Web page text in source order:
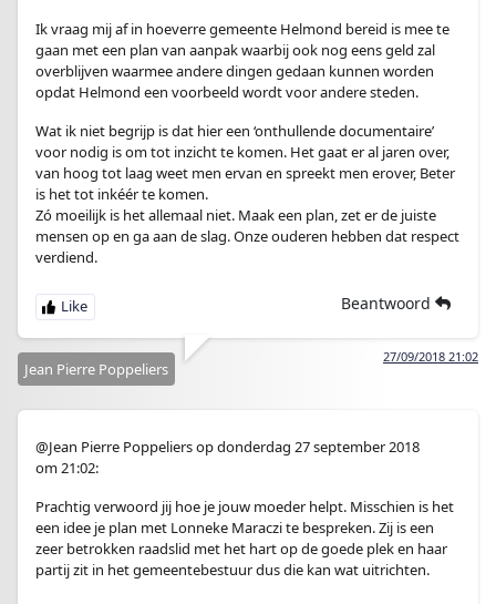
Ik vraag mij af in hoeverre gemeente Helmond bereid is mee te
gaan met een plan van aanpak waarbij ook nog eens geld zal
overblijven waarmee andere dingen gedaan kunnen worden
opdat Helmond een voorbeeld wordt voor andere steden.
Wat ik niet begrijp is dat hier een ‘onthullende documentaire’
voor nodig is om tot inzicht te komen. Het gaat er al jaren over,
van hoog tot laag weet men ervan en spreekt men erover, Beter
is het tot inkéér te komen.
Zó moeilijk is het allemaal niet. Maak een plan, zet er de juiste
mensen op en ga aan de slag. Onze ouderen hebben dat respect
verdiend.
Beantwoord
27/09/2018 21:02
Jean Pierre Poppeliers
@Jean Pierre Poppeliers op donderdag 27 september 2018
om 21:02:
Prachtig verwoord jij hoe je jouw moeder helpt. Misschien is het
een idee je plan met Lonneke Maraczi te bespreken. Zij is een
zeer betrokken raadslid met het hart op de goede plek en haar
partij zit in het gemeentebestuur dus die kan wat uitrichten.